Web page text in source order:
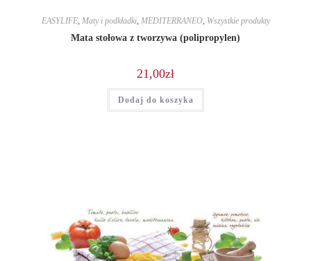
EASYLIFE, Maty i podkładki, MEDITERRANEO, Wszystkie produkty
Mata stołowa z tworzywa (polipropylen)
21,00zł
Dodaj do koszyka